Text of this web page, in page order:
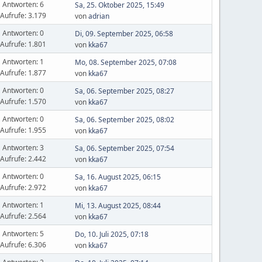
Antworten: 6
Aufrufe: 3.179
Sa, 25. Oktober 2025, 15:49
vonadrian
Antworten: 0
Aufrufe: 1.801
Di, 09. September 2025, 06:58
von kka67
Antworten: 1
Aufrufe: 1.877
Mo, 08. September 2025, 07:08
von kka67
Antworten: 0
Aufrufe: 1.570
Sa, 06. September 2025, 08:27
von kka67
Antworten: 0
Aufrufe: 1.955
Sa, 06. September 2025, 08:02
von kka67
Antworten: 3
Aufrufe: 2.442
Sa, 06. September 2025, 07:54
von kka67
Antworten: 0
Aufrufe: 2.972
Sa, 16. August 2025, 06:15
von kka67
Antworten: 1
Aufrufe: 2.564
Mi, 13. August 2025, 08:44
von kka67
Antworten: 5
Aufrufe: 6.306
Do, 10. Juli 2025, 07:18
von kka67